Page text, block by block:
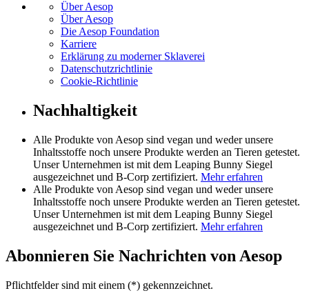
Über Aesop
Über Aesop
Die Aesop Foundation
Karriere
Erklärung zu moderner Sklaverei
Datenschutzrichtlinie
Cookie-Richtlinie
Nachhaltigkeit
Alle Produkte von Aesop sind vegan und weder unsere
Inhaltsstoffe noch unsere Produkte werden an Tieren getestet.
Unser Unternehmen ist mit dem Leaping Bunny Siegel
ausgezeichnet und B-Corp zertifiziert. Mehr erfahren
Alle Produkte von Aesop sind vegan und weder unsere
Inhaltsstoffe noch unsere Produkte werden an Tieren getestet.
Unser Unternehmen ist mit dem Leaping Bunny Siegel
ausgezeichnet und B-Corp zertifiziert. Mehr erfahren
Abonnieren Sie Nachrichten von Aesop
Pflichtfelder sind mit einem (*) gekennzeichnet.